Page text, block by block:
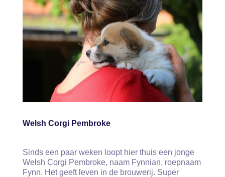
Welsh Corgi Pembroke
Sinds een paar weken loopt hier thuis een jonge
Welsh Corgi Pembroke, naam Fynnian, roepnaam
Fynn. Het geeft leven in de brouwerij. Super